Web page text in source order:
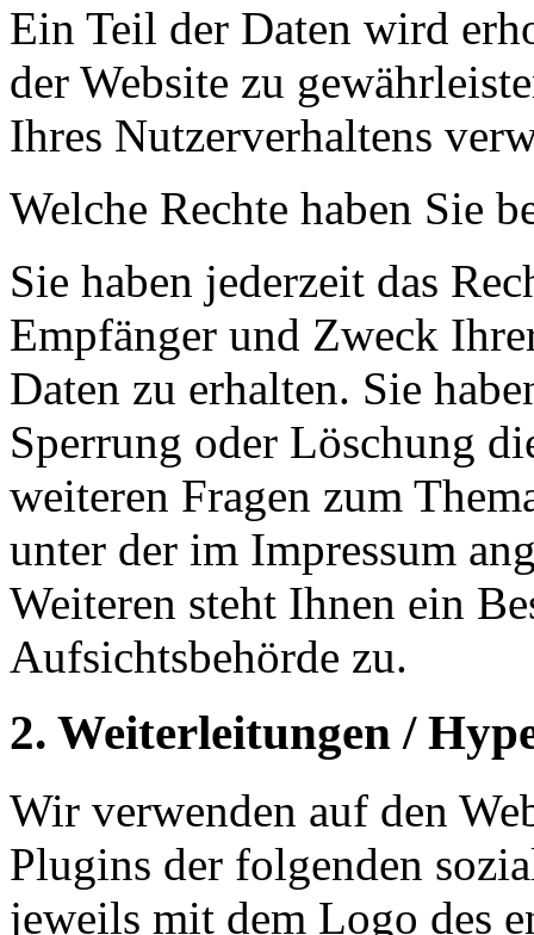
Ein Teil der Daten wird
der Website zu
Ihres Nutzerverhaltens
Welche Rechte haben Sie
Sie haben jederzeit das
Empfänger und Zweck
Daten zu erhalten. Sie
Sperrung oder Löschung
weiteren Fragen zum
unter der im Impressum
Weiteren steht Ihnen ein
Aufsichtsbehörde zu.
2. Weiterleitungen /
Wir verwenden auf den
Plugins der folgenden
jeweils mit dem Logo des